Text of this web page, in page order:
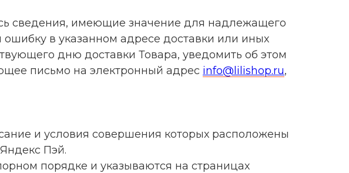
сведения, имеющие значение для надлежащего
в указанном адресе доставки или иных
дню доставки Товара, уведомить об этом
письмо на электронный адрес info@lilishop.ru,
и условия совершения которых расположены
Пэй.
порядке и указываются на страницах